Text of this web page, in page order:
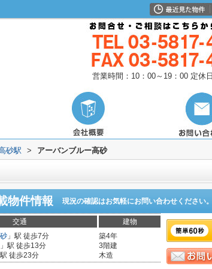
営業時間：10：00～19：00 定休
砂駅 > アーバンブルー高砂
物件情報 現況の確認はお気軽にお問い合わせください。
交通 建物
」駅 徒歩7分
」駅 徒歩13分
駅 徒歩23分
築4年
3階建
木造